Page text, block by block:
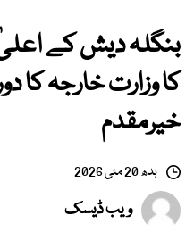
بنگلہ دیش کے
کا وزارت خارجہ کا
خیرمقدم
بدھ 20 مئی 2026
ویب ڈیسک